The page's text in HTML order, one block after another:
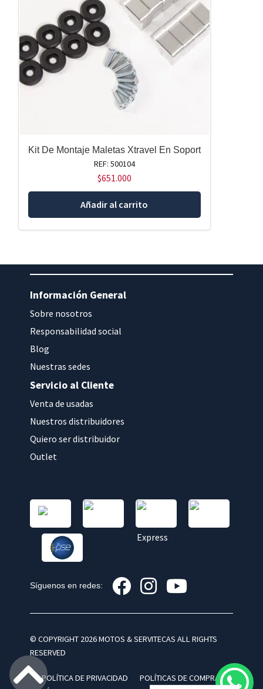
Kit De Montaje Maletas Xtravel En Soport
REF: 500104
$651.000
Añadir al carrito
Información General
Sobre nosotros
Responsabilidad social
Blog
Nuestras sedes
Servicio al Cliente
Venta de usadas
Nuestros distribuidores
Quiero ser distribuidor
Outlet
Síguenos en redes:
© COPYRIGHT 2026 MOTOS & SERVITECAS ALL RIGHTS
RESERVED
POLÍTICA DE PRIVACIDAD
POLÍTICAS DE COMPRA